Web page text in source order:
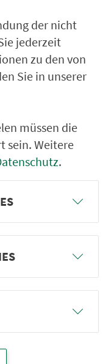
280 km²
umso
der nicht
jederzeit
zu den von
Sie in unserer
müssen die
sein. Weitere
.